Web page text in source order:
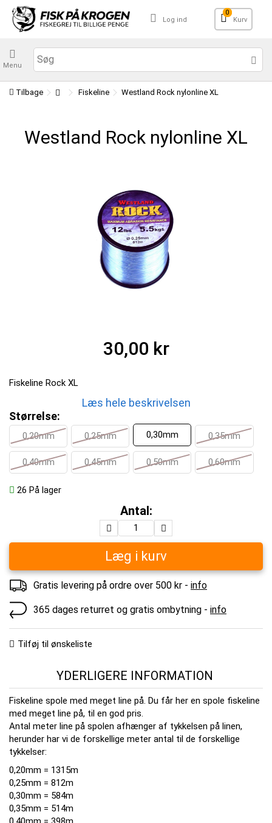
Log ind
0
Kurv
Menu
Tilbage Fiskeline Westland Rock nylonline XL
Westland Rock nylonline XL
30,00 kr
Fiskeline Rock XL
Læs hele beskrivelsen
Størrelse:
0,20mm 0,25mm 0,30mm 0,35mm
0,40mm 0,45mm 0,50mm 0,60mm
26 På lager
Antal:
Læg i kurv
Gratis levering på ordre over 500 kr - info
365 dages returret og gratis ombytning - info
Tilføj til ønskeliste
YDERLIGERE INFORMATION
Fiskeline spole med meget line på. Du får her en spole fiskeline
med meget line på, til en god pris.
Antal meter line på spolen afhænger af tykkelsen på linen,
herunder har vi de forskellige meter antal til de forskellige
tykkelser:
0,20mm = 1315m
0,25mm = 812m
0,30mm = 584m
0,35mm = 514m